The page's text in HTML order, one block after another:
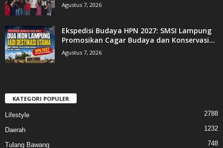
Agustus 7, 2026
Ekspedisi Budaya HPN 2027: SMSI Lampung
Promosikan Cagar Budaya dan Konservasi...
Agustus 7, 2026
KATEGORI POPULER
Lifestyle 2788
Daerah 1232
Tulang Bawang 748